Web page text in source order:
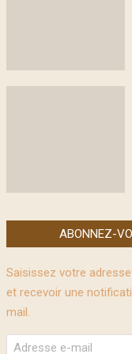
ABONNEZ-
Saisissez votre
et recevoir une
mail.
Adresse